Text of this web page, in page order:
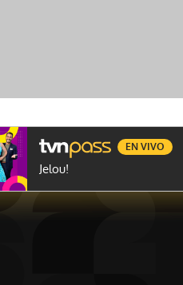
PROGRAMAS GENTE TVN
Jelou!
EN VIVO